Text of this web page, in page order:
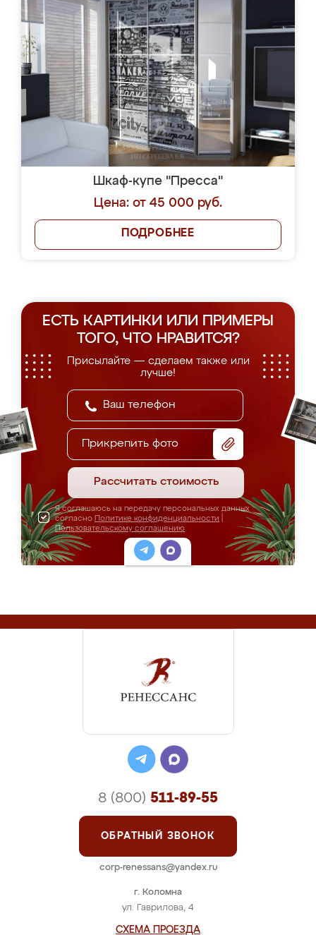
Шкаф-купе "Пресса"
Цена: от 45 000 руб.
ПОДРОБНЕЕ
ЕСТЬ КАРТИНКИ ИЛИ ПРИМЕРЫ
ТОГО, ЧТО НРАВИТСЯ?
Присылайте — сделаем также или
лучше!
Прикрепить фото
Рассчитать стоимость
Я соглашаюсь на передачу персональных данных
согласно Политике конфиденциальности
Пользовательскому соглашению
г. Коломна
ул. Гаврилова, 4
СХЕМА ПРОЕЗДА
8 (800) 511-89-55
ОБРАТНЫЙ ЗВОНОК
corp-renessans@yandex.ru